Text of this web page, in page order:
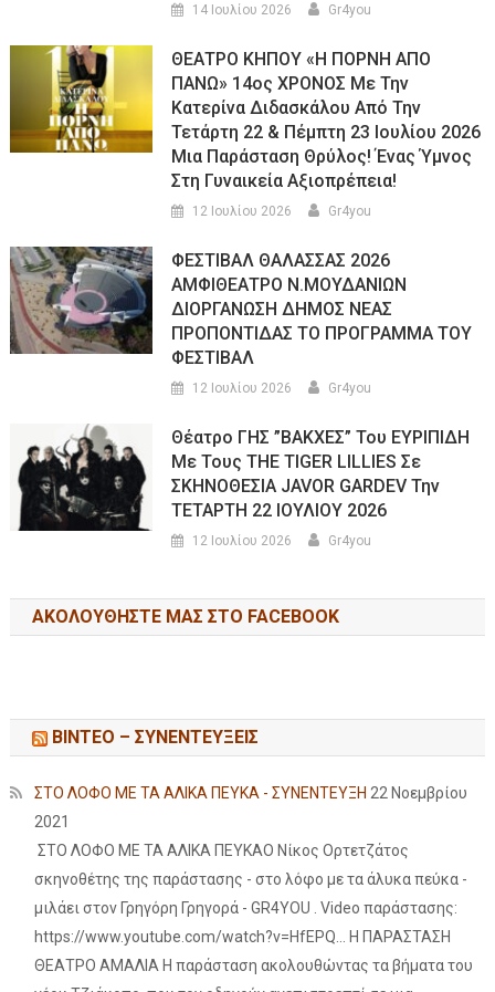
14 Ιουλίου 2026 Gr4you
ΘΕΑΤΡΟ ΚΗΠΟΥ «Η ΠΟΡΝΗ ΑΠΟ
ΠΑΝΩ» 14ος ΧΡΟΝΟΣ Με Την
Κατερίνα Διδασκάλου Από Την
Τετάρτη 22 & Πέμπτη 23 Ιουλίου 2026
Μια Παράσταση Θρύλος! Ένας Ύμνος
Στη Γυναικεία Αξιοπρέπεια!
12 Ιουλίου 2026 Gr4you
ΦΕΣΤΙΒΑΛ ΘΑΛΑΣΣΑΣ 2026
ΑΜΦΙΘΕΑΤΡΟ Ν.ΜΟΥΔΑΝΙΩΝ
ΔΙΟΡΓΑΝΩΣΗ ΔΗΜΟΣ ΝΕΑΣ
ΠΡΟΠΟΝΤΙΔΑΣ ΤΟ ΠΡΟΓΡΑΜΜΑ ΤΟΥ
ΦΕΣΤΙΒΑΛ
12 Ιουλίου 2026 Gr4you
Θέατρο ΓΗΣ ”ΒΑΚΧΕΣ” Του ΕΥΡΙΠΙΔΗ
Με Τους THE TIGER LILLIES Σε
ΣΚΗΝΟΘΕΣΙΑ JAVOR GARDEV Την
ΤΕΤΑΡΤΗ 22 ΙΟΥΛΙΟΥ 2026
12 Ιουλίου 2026 Gr4you
ΑΚΟΛΟΥΘΉΣΤΕ ΜΑΣ ΣΤΟ FACEBOOK
ΒΙΝΤΕΟ – ΣΥΝΕΝΤΕΥΞΕΙΣ
ΣΤΟ ΛΟΦΟ ΜΕ ΤΑ ΑΛΙΚΑ ΠΕΥΚΑ - ΣΥΝΕΝΤΕΥΞΗ 22 Νοεμβρίου
2021
ΣΤΟ ΛΟΦΟ ΜΕ ΤΑ ΑΛΙΚΑ ΠΕΥΚΑΟ Νίκος Ορτετζάτος
σκηνοθέτης της παράστασης - στο λόφο με τα άλυκα πεύκα -
μιλάει στον Γρηγόρη Γρηγορά - GR4YOU . Video παράστασης:
https://www.youtube.com/watch?v=HfEPQ... Η ΠΑΡΑΣΤΑΣΗ
ΘΕΑΤΡΟ ΑΜΑΛΙΑ Η παράσταση ακολουθώντας τα βήματα του